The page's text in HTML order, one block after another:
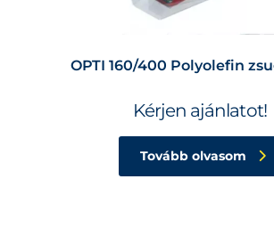
OPTI 160/400 Polyolefin
Kérjen ajánlatot!
Tovább olvasom